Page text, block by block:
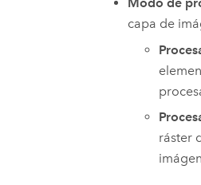
capa de
ráster